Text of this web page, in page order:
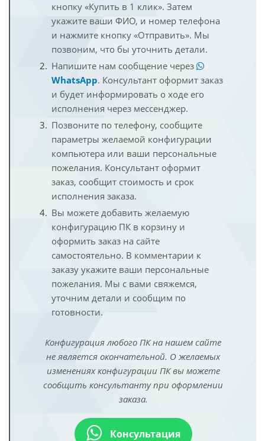
кнопку «Купить в 1 клик». Затем
укажите ваши ФИО, и номер телефона
и нажмите кнопку «Отправить». Мы
позвоним, что бы уточнить детали.
Напишите нам сообщение через
WhatsApp. Консультант оформит заказ
и будет информировать о ходе его
исполнения через мессенджер.
Позвоните по телефону, сообщите
параметры желаемой конфигурации
компьютера или ваши персональные
пожелания. Консультант оформит
заказ, сообщит стоимость и срок
исполнения заказа.
Вы можете добавить желаемую
конфигурацию ПК в корзину и
оформить заказ на сайте
самостоятельно. В комментарии к
заказу укажите ваши персональные
пожелания. Мы с вами свяжемся,
уточним детали и сообщим по
готовности.
Конфигурация любого ПК на нашем сайте
не является окончательной. О желаемых
изменениях конфигурации ПК вы можете
сообщить консультанту при оформлении
заказа.
Консультация